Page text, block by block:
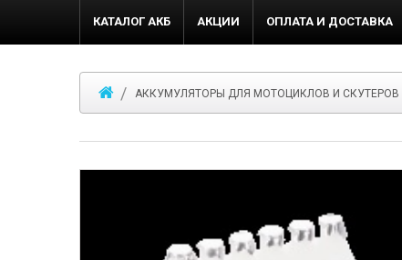
КАТАЛОГ АКБ АКЦИИ ОПЛАТА И ДОСТАВКА
АККУМУЛЯТОРЫ ДЛЯ МОТОЦИКЛОВ И СКУТЕРОВ